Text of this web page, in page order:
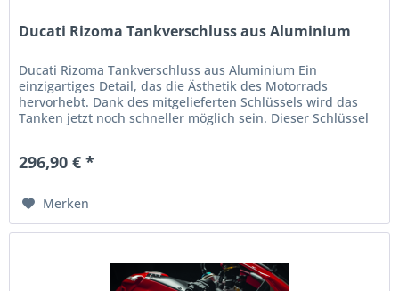
Ducati Rizoma Tankverschluss aus Aluminium
Ducati Rizoma Tankverschluss aus Aluminium Ein
einzigartiges Detail, das die Ästhetik des Motorrads
hervorhebt. Dank des mitgelieferten Schlüssels wird das
Tanken jetzt noch schneller möglich sein. Dieser Schlüssel
296,90 € *
Merken